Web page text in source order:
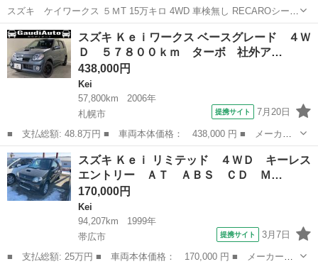
スズキ ケイワークス ５ＭT 15万キロ 4WD 車検無し RECAROシート
エンジンカタカタ音あり。現状渡しです。
北海道 札幌市 東区役所前駅 Kei エンジン
スズキ Ｋｅｉワークス ベースグレード ４Ｗ
Ｄ ５７８００ｋｍ ターボ 社外ア…
438,000円
Kei
57,800km
2006年
札幌市
提携サイト 7月20日
■ 支払総額: 48.8万円 ■ 車両本体価格： 438,000 円 ■ メーカー
名： スズキ ■ 車種名： Ｋｅｉワークス ■ グレード名： ベー
スグレード ４ＷＤ ５７８００ｋｍ ターボ 社外アルミ ボディ
コーティング...
北海道 札幌市 Kei
スズキ Ｋｅｉ リミテッド ４ＷＤ キーレス
エントリー ＡＴ ＡＢＳ ＣＤ Ｍ…
170,000円
Kei
94,207km
1999年
帯広市
提携サイト 3月7日
■ 支払総額: 25万円 ■ 車両本体価格： 170,000 円 ■ メーカー